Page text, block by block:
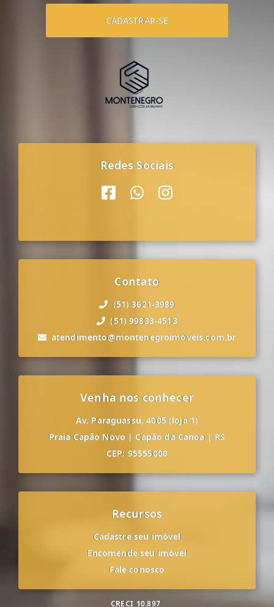
CADASTRAR-SE
Redes Sociais
Contato
(51) 3621-3989
(51) 99833-4513
atendimento@montenegroimoveis.com.br
Venha nos conhecer
Av. Paraguassu, 4005 (loja 1)
Praia Capão Novo | Capão da Canoa | RS
CEP: 95555000
Recursos
Cadastre seu imóvel
Encomende seu imóvel
Fale conosco
CRECI 10.897